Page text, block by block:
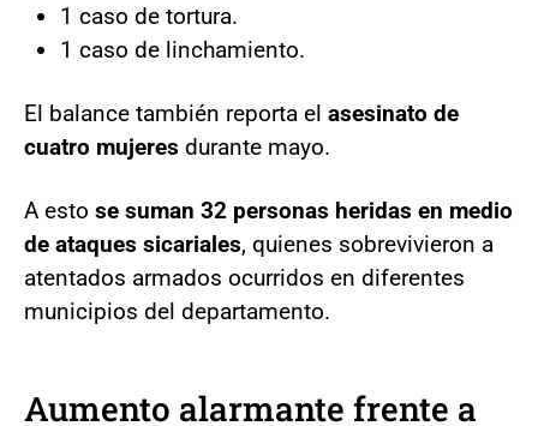
1 caso de tortura.
1 caso de linchamiento.
El balance también reporta el asesinato de
cuatro mujeres durante mayo.
A esto se suman 32 personas heridas en medio
de ataques sicariales, quienes sobrevivieron a
atentados armados ocurridos en diferentes
municipios del departamento.
Aumento alarmante frente a